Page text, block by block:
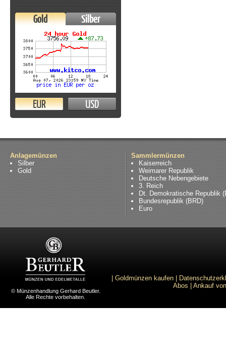
Gold Silber
EUR USD
Anlagemünzen
Silber
Gold
Sammlermünzen
Kaiserreich
Weimarer Republik
Deutsche Nebengebiete
3. Reich
Dt. Demokratische Republik
Bundesrepublik (BRD)
Euro
© Münzenhandlung Gerhard Beutler.
Alle Rechte vorbehalten.
Goldmünzen kaufen
Abos
Ankauf